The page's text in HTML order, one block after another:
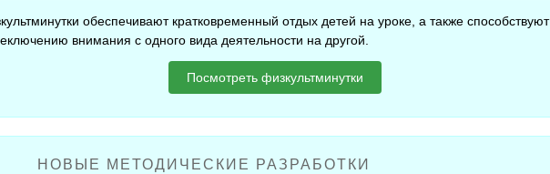
обеспечивают кратковременный отдых детей на уроке, а также способствуют
внимания с одного вида деятельности на другой.
Посмотреть физкультминутки
НОВЫЕ МЕТОДИЧЕСКИЕ РАЗРАБОТКИ